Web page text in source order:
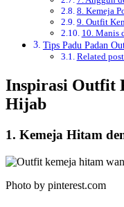
8. Kemeja
9. Outfit
10. Manis
Tips Padu Padan
Related
Inspirasi Outfit
Hijab
1. Kemeja Hitam
Photo by pinterest.com